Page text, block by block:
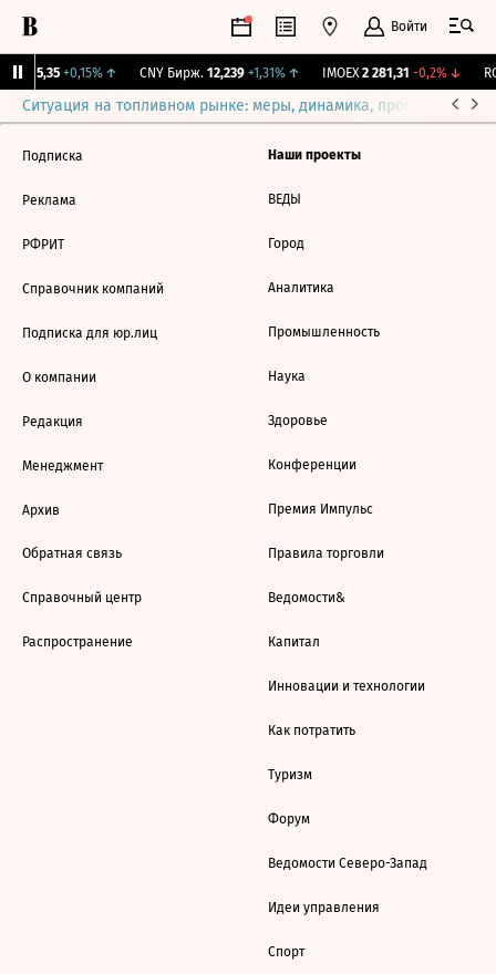
Войти
115,35 +0,15%↑ CNY Бирж. 12,239 +1,31%↑ IMOEX 2 281,31 -0,2%↓
Ситуация на топливном рынке: меры, динамика, прогнозы
Подписка
Реклама
РФРИТ
Справочник компаний
Подписка для юр.лиц
О компании
Редакция
Менеджмент
Архив
Обратная связь
Справочный центр
Распространение
Наши проекты
ВЕДЫ
Город
Аналитика
Промышленность
Наука
Здоровье
Конференции
Премия Импульс
Правила торговли
Ведомости&
Капитал
Инновации и технологии
Как потратить
Туризм
Форум
Ведомости Северо-Запад
Идеи управления
Спорт